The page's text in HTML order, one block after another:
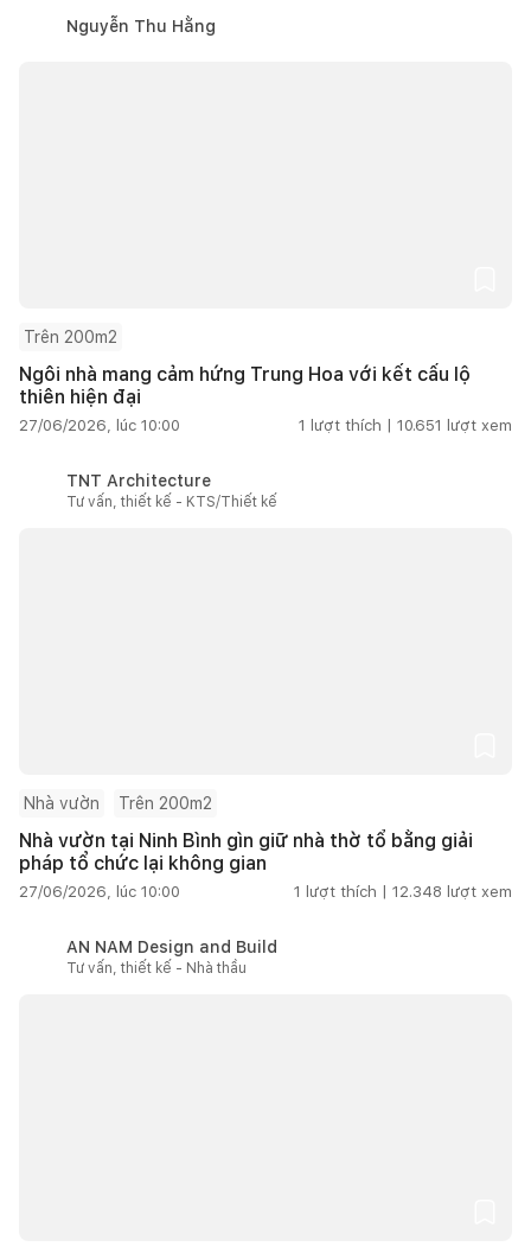
Nguyễn Thu Hằng
Trên 200m2
Ngôi nhà mang cảm hứng Trung Hoa với kết cấu lộ
thiên hiện đại
27/06/2026, lúc 10:00 1 lượt thích | 10.651 lượt xem
TNT Architecture
Tư vấn, thiết kế - KTS/Thiết kế
Nhà vườn Trên 200m2
Nhà vườn tại Ninh Bình gìn giữ nhà thờ tổ bằng giải
pháp tổ chức lại không gian
27/06/2026, lúc 10:00 1 lượt thích | 12.348 lượt xem
AN NAM Design and Build
Tư vấn, thiết kế - Nhà thầu